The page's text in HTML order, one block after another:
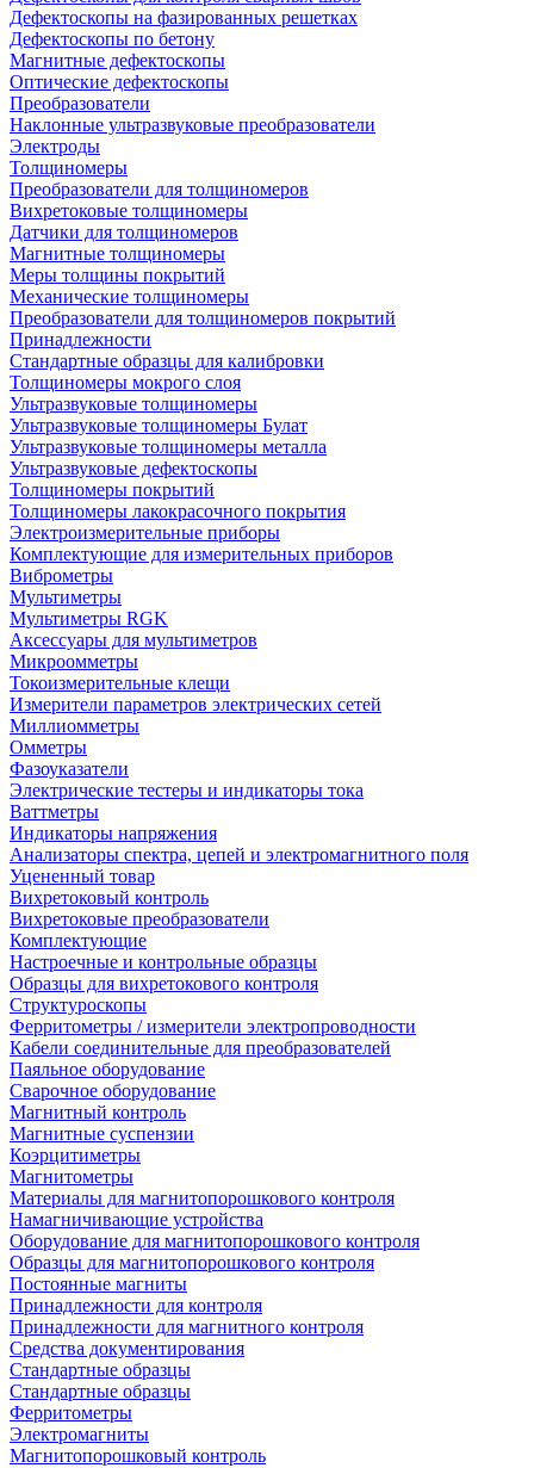
Дефектоскопы на фазированных решетках
Дефектоскопы по бетону
Магнитные дефектоскопы
Оптические дефектоскопы
Преобразователи
Наклонные ультразвуковые преобразователи
Электроды
Толщиномеры
Преобразователи для толщиномеров
Вихретоковые толщиномеры
Датчики для толщиномеров
Магнитные толщиномеры
Меры толщины покрытий
Механические толщиномеры
Преобразователи для толщиномеров покрытий
Принадлежности
Стандартные образцы для калибровки
Толщиномеры мокрого слоя
Ультразвуковые толщиномеры
Ультразвуковые толщиномеры Булат
Ультразвуковые толщиномеры металла
Ультразвуковые дефектоскопы
Толщиномеры покрытий
Толщиномеры лакокрасочного покрытия
Электроизмерительные приборы
Комплектующие для измерительных приборов
Виброметры
Мультиметры
Мультиметры RGK
Аксессуары для мультиметров
Микроомметры
Токоизмерительные клещи
Измерители параметров электрических сетей
Миллиомметры
Омметры
Фазоуказатели
Электрические тестеры и индикаторы тока
Ваттметры
Индикаторы напряжения
Анализаторы спектра, цепей и электромагнитного поля
Уцененный товар
Вихретоковый контроль
Вихретоковые преобразователи
Комплектующие
Настроечные и контрольные образцы
Образцы для вихретокового контроля
Структуроскопы
Ферритометры / измерители электропроводности
Кабели соединительные для преобразователей
Паяльное оборудование
Сварочное оборудование
Магнитный контроль
Магнитные суспензии
Коэрцитиметры
Магнитометры
Материалы для магнитопорошкового контроля
Намагничивающие устройства
Оборудование для магнитопорошкового контроля
Образцы для магнитопорошкового контроля
Постоянные магниты
Принадлежности для контроля
Принадлежности для магнитного контроля
Средства документирования
Стандартные образцы
Стандартные образцы
Ферритометры
Электромагниты
Магнитопорошковый контроль